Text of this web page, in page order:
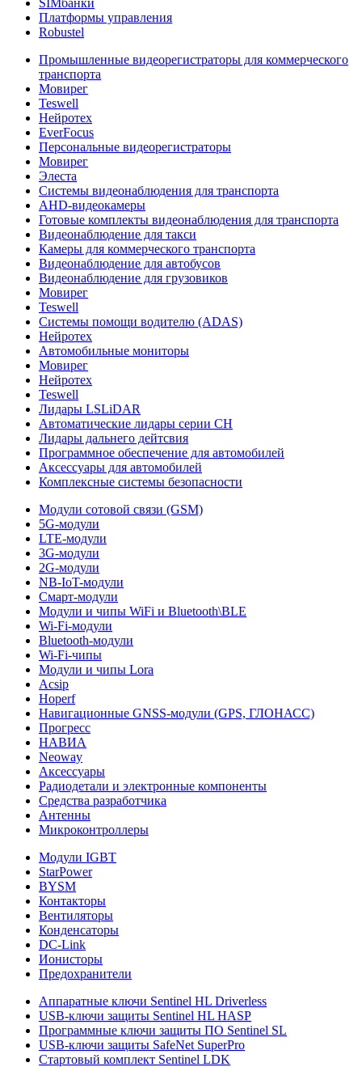
SIMбанки
Платформы управления
Robustel
Промышленные видеорегистраторы для коммерческого
транспорта
Мовирег
Teswell
Нейротех
EverFocus
Персональные видеорегистраторы
Мовирег
Элеста
Системы видеонаблюдения для транспорта
AHD-видеокамеры
Готовые комплекты видеонаблюдения для транспорта
Видеонаблюдение для такси
Камеры для коммерческого транспорта
Видеонаблюдение для автобусов
Видеонаблюдение для грузовиков
Мовирег
Teswell
Системы помощи водителю (ADAS)
Нейротех
Автомобильные мониторы
Мовирег
Нейротех
Teswell
Лидары LSLiDAR
Автоматические лидары серии CH
Лидары дальнего дейтсвия
Программное обеспечение для автомобилей
Аксессуары для автомобилей
Комплексные системы безопасности
Модули сотовой связи (GSM)
5G-модули
LTE-модули
3G-модули
2G-модули
NB-IoT-модули
Смарт-модули
Модули и чипы WiFi и Bluetooth\BLE
Wi-Fi-модули
Bluetooth-модули
Wi-Fi-чипы
Модули и чипы Lora
Acsip
Hoperf
Навигационные GNSS-модули (GPS, ГЛОНАСС)
Прогресс
НАВИА
Neoway
Аксессуары
Радиодетали и электронные компоненты
Средства разработчика
Антенны
Микроконтроллеры
Модули IGBT
StarPower
BYSM
Контакторы
Вентиляторы
Конденсаторы
DC-Link
Ионисторы
Предохранители
Аппаратные ключи Sentinel HL Driverless
USB-ключи защиты Sentinel HL HASP
Программные ключи защиты ПО Sentinel SL
USB-ключи защиты SafeNet SuperPro
Стартовый комплект Sentinel LDK